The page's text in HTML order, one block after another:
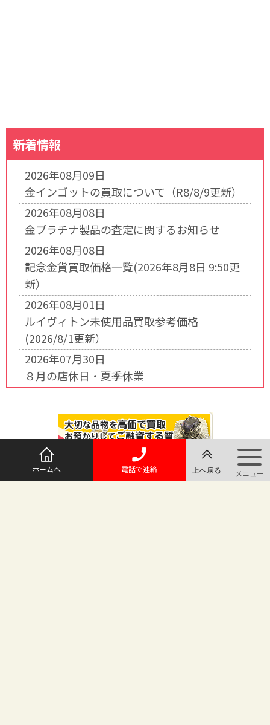
新着情報
2026年08月09日
金インゴットの買取について（R8/8/9更新）
2026年08月08日
金プラチナ製品の査定に関するお知らせ
2026年08月08日
記念金貨買取価格一覧(2026年8月8日 9:50更
新）
2026年08月01日
ルイヴィトン未使用品買取参考価格
(2026/8/1更新）
2026年07月30日
８月の店休日・夏季休業
ホームへ 電話で連絡